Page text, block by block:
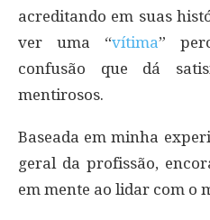
acreditando em suas
ver uma “vítima”
confusão que dá
mentirosos.
Baseada em minha
geral da profissão,
em mente ao lidar com o